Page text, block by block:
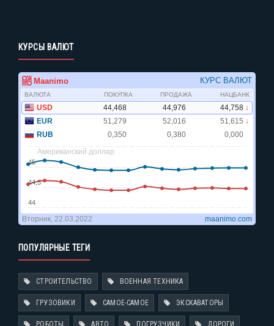
КУРСЫ ВАЛЮТ
ПОПУЛЯРНЫЕ ТЕГИ
СТРОИТЕЛЬСТВО ВОЕННАЯ ТЕХНИКА
ГРУЗОВИКИ САМОЕ-САМОЕ ЭКСКАВАТОРЫ